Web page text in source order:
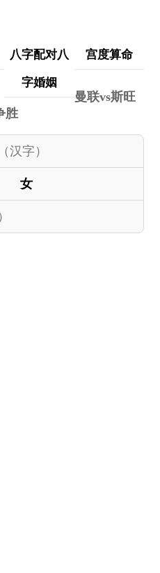
八字配对八
字婚姻
宫度算命
曼联vs斯旺
胜
女